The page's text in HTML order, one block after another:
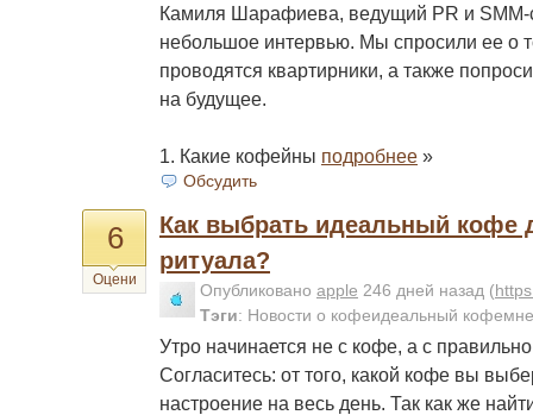
Камиля Шарафиева, ведущий PR и SMM-
небольшое интервью. Мы спросили ее о
проводятся квартирники, а также
на будущее.
1. Какие кофейны подробнее »
Обсудить
6
Оцени
Как выбрать идеальный кофе
ритуала?
Опубликовано apple 246 дней назад (
Тэги: Новости о кофеидеальный
Утро начинается не с кофе, а с
Согласитесь: от того, какой кофе вы
настроение на весь день. Так как же